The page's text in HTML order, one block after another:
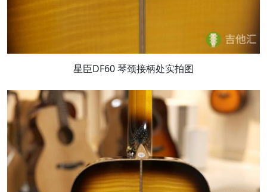
星臣DF60 琴颈接柄处实拍图